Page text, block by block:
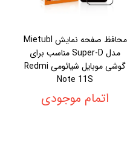
محافظ صفحه نمایش Mietubl
مدل Super-D مناسب برای
گوشی موبایل شیائومی Redmi
Note 11S
اتمام موجودی